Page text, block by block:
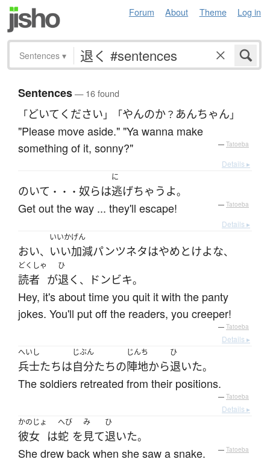
Forum About Theme Log in
Sentences ▾
Sentences— 16 found
「どいて ください 」「やんのか？ あんちゃん 」
"Please move aside." "Ya wanna make
something of it, sonny?"
— Tatoeba
Details ▸
のいて ・・・ 奴らは
に
逃げちゃう よ。
Get out the way ... they'll escape! — Tatoeba
Details ▸
おい、
いいかげん
いい加減パンツネタはやめとけよな、
どくしゃ
読者 が
ひ
退く 、 ドンビキ。
Hey, it's about time you quit it with the panty
jokes. You'll put off the readers, you creeper!
— Tatoeba
Details ▸
へいし
兵士たちは
じぶん
自分たちの
じんち
陣地から
ひ
退いた。
The soldiers retreated from their positions.
— Tatoeba
Details ▸
かのじょ
彼女 は
へび
蛇 を
み
見て
ひ
退いた。
She drew back when she saw a snake. — Tatoeba